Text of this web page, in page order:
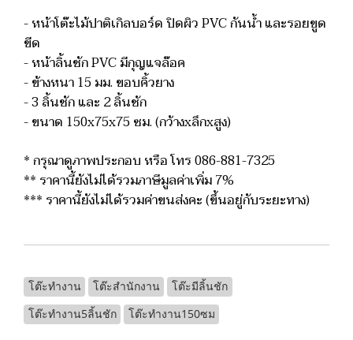
- หน้าโต๊ะไม้ปาติเกิลบอร์ด ปิดผิว PVC กันน้ำ และรอยขูด
ขีด
- หน้าลิ้นชัก PVC มีกุญแจล๊อค
- ข้างหนา 15 มม. ขอบคิ้วยาง
- 3 ลิ้นชัก และ 2 ลิ้นชัก
- ขนาด 150x75x75 ซม. (กว้างxลึกxสูง)
* กรุณาดูภาพประกอบ หรือ โทร 086-881-7325
** ราคานี้ยังไม่ได้รวมภาษีมูลค่าเพิ่ม 7%
*** ราคานี้ยังไม่ได้รวมค่าขนส่งคะ (ขึ้นอยู่กับระยะทาง)
โต๊ะทำงาน โต๊ะสำนักงาน
โต๊ะมีลิ้นชัก
โต๊ะทำงาน5ลิ้นชัก
โต๊ะทำงาน150ซม